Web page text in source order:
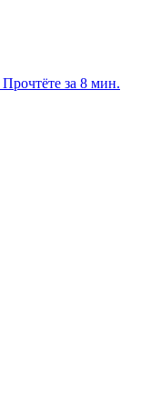
Прочтёте за 8 мин.